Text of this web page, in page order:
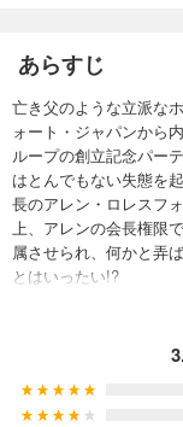
あらすじ
亡き父のような立派な
ォート・ジャパンから
ループの創立記念パー
はとんでもない失態を
長のアレン・ロレスフ
上、アレンの会長権限
属させられ、何かと弄
とはいったい!?